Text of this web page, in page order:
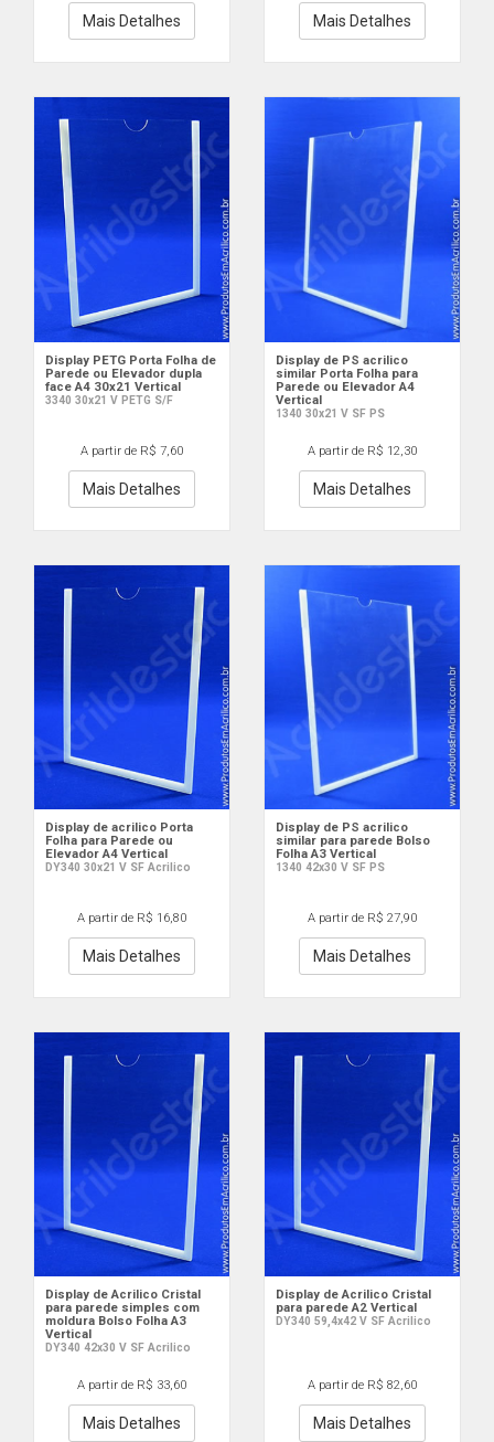
Mais Detalhes Mais Detalhes
Display PETG Porta Folha de
Parede ou Elevador dupla
face A4 30x21 Vertical
3340 30x21 V PETG S/F
A partir de R$ 7,60
Mais Detalhes
Display de PS acrilico
similar Porta Folha para
Parede ou Elevador A4
Vertical
1340 30x21 V SF PS
A partir de R$ 12,30
Mais Detalhes
Display de acrilico Porta
Folha para Parede ou
Elevador A4 Vertical
DY340 30x21 V SF Acrilico
A partir de R$ 16,80
Mais Detalhes
Display de PS acrilico
similar para parede Bolso
Folha A3 Vertical
1340 42x30 V SF PS
A partir de R$ 27,90
Mais Detalhes
Display de Acrilico Cristal
para parede simples com
moldura Bolso Folha A3
Vertical
DY340 42x30 V SF Acrilico
A partir de R$ 33,60
Mais Detalhes
Display de Acrilico Cristal
para parede A2 Vertical
DY340 59,4x42 V SF Acrilico
A partir de R$ 82,60
Mais Detalhes